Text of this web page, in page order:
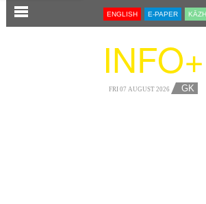
SECTIONS ENGLISH E-PAPER
INFO+
FRI 07 AUGUST 2026 GK